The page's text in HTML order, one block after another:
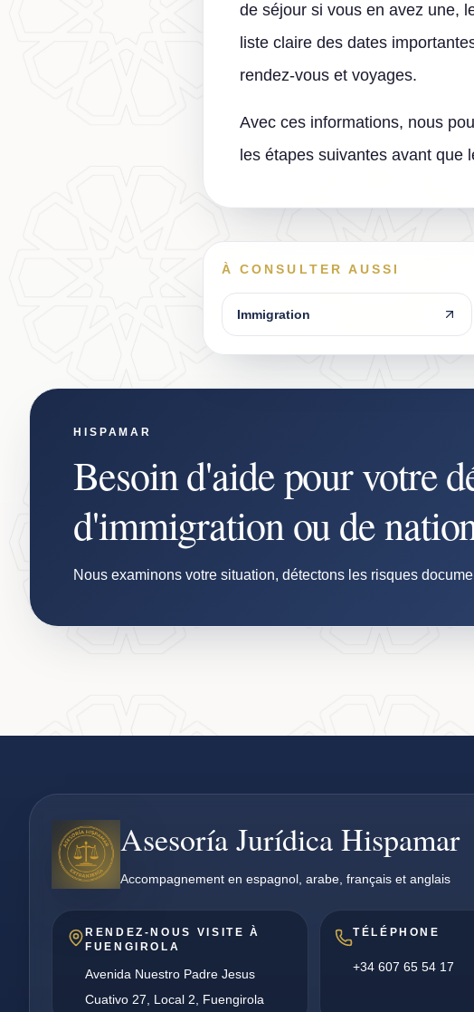
de séjour si vous en avez une,
liste claire des dates
rendez-vous et voyages.
Avec ces informations, nous
les étapes suivantes avant que
À CONSULTER AUSSI
Immigration
HISPAMAR
Besoin d'aide pour votre
d'immigration ou de
Nous examinons votre situation, détectons les risques
Asesoría Jurídica Hispamar
Accompagnement en espagnol, arabe, français et anglais
RENDEZ-NOUS VISITE À
FUENGIROLA
Avenida Nuestro Padre Jesus
Cuativo 27, Local 2, Fuengirola
TÉLÉPHONE
+34 607 65 54 17